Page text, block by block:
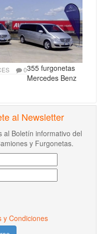
0355 furgonetas
Mercedes Benz
al Newsletter
al Boletín informativo del
y Furgonetas.
y Condiciones